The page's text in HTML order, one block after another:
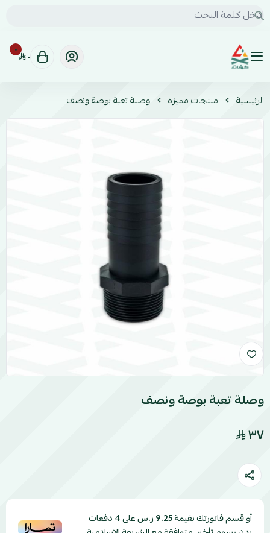
كشات | KSHAT للخدمات السيارات البرية
٠ ٠
الرئيسية منتجات مميزة وصلة تعبة بوصة ونصف
وصلة تعبة بوصة ونصف
٣٧
أو قسم فاتورتك بقيمة9.25 ر.س على4دفعات